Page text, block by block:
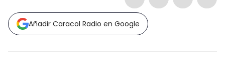
Añadir Caracol Radio en Google